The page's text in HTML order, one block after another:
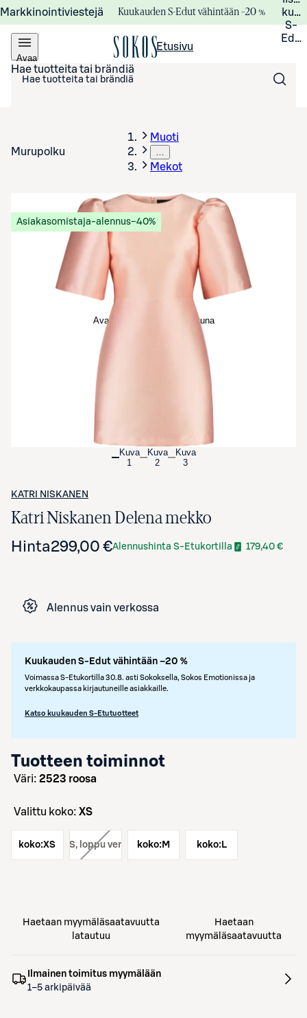
Markkinointiviestejä Kuukauden S-Edut vähintään –20 %
S-
Avaa
valikko
Etusivu
Hae tuotteita tai brändiä
Murupolku
Muoti
…
Mekot
Avaa tuotekuva suurennettuna
Asiakasomistaja-alennus−40%
Kuva
1
Kuva
2
Kuva
3
KATRI NISKANEN
Katri Niskanen Delena mekko
Hinta299,00 €Alennushinta S-Etukortilla 179,40 €
Alennus vain verkossa
Kuukauden S-Edut vähintään –20 %
Voimassa S-Etukortilla 30.8. asti Sokoksella, Sokos Emotionissa ja
verkkokaupassa kirjautuneille asiakkaille.
Katso kuukauden S-Etutuotteet
Tuotteen toiminnot
väri: 2523 roosa
Valittu koko: XS
koko:XS
koko: S, loppu verkostakoko: M koko: L
Haetaan myymäläsaatavuutta
latautuu
Haetaan
myymäläsaatavuutta
Ilmainen toimitus myymälään
1–5 arkipäivää